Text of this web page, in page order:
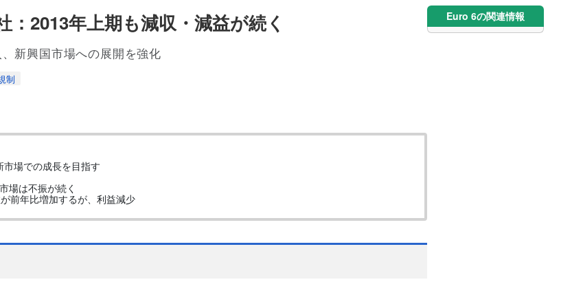
：2013年上期も減収・減益が続く
新興国市場への展開を強化
制
場での成長を目指す
場は不振が続く
前年比増加するが、利益減少
Euro 6の関連情報